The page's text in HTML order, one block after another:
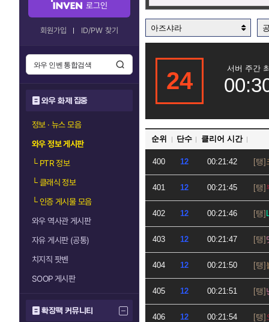
로그인
회원가입 ID/PW 찾기
와우 화제 집중
정보 · 뉴스 모음
와우 정보 게시판
└PTR 정보
└클래식 정보
└인증 게시물 모음
와우 역사관 게시판
자유 게시판 (공통)
치지직 팟벤
SOOP 게시판
확장팩 커뮤니티
아즈샤라
24 서버 주간
순위 단수 클리어 시간
400 12 00:21:42
401 12 00:21:45
402 12 00:21:46
403 12 00:21:47
404 12 00:21:50
405 12 00:21:51
406 12 00:21:54